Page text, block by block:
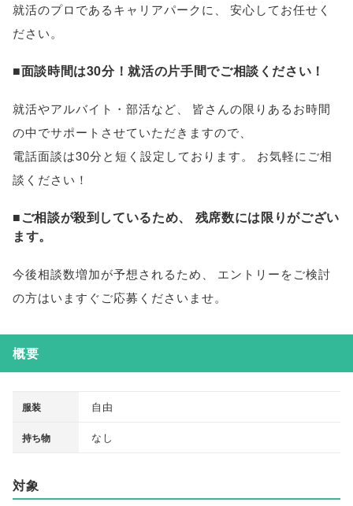
就活のプロであるキャリアパークに
安心してお任せく
ださい。
■面談時間は30分！就活の片手間でご相談ください！
就活やアルバイト・部活など
皆さんの限りあるお時間
の中でサポートさせていただきますので
電話面談は30分と短く設定しております。
お気軽にご相
談ください！
■ご相談が殺到しているため、
残席数には限りがござい
ます。
今後相談数増加が予想されるため
エントリーをご検討
の方はいますぐご応募くださいませ。
概要
服装 自由
持ち物 なし
対象